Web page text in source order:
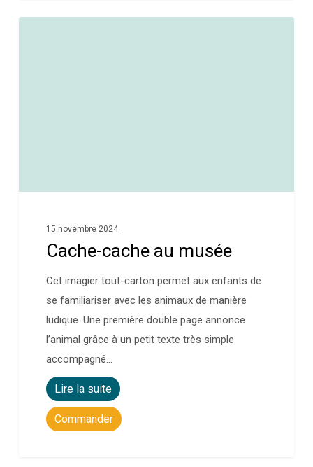
15 novembre 2024
Cache-cache au musée
Cet imagier tout-carton permet aux enfants de
se familiariser avec les animaux de manière
ludique. Une première double page annonce
l’animal grâce à un petit texte très simple
accompagné…
Lire la suite
Commander